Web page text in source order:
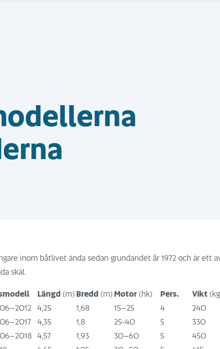
inom båtlivet ända sedan grundandet år 1972 och är ett
skäl.
Längd (m) Bredd (m) Motor (hk) Pers. Vikt
4,25 1,68 15–25 4
240
4,35 1,8 25-40 5
330
4,57 1,93 30–60 5
450